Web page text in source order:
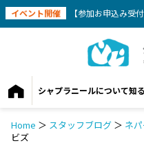
イベント開催 【参加お申込み受付中】
シャプラニールについて知る
Home ＞ スタッフブログ ＞ ネ
ビズ